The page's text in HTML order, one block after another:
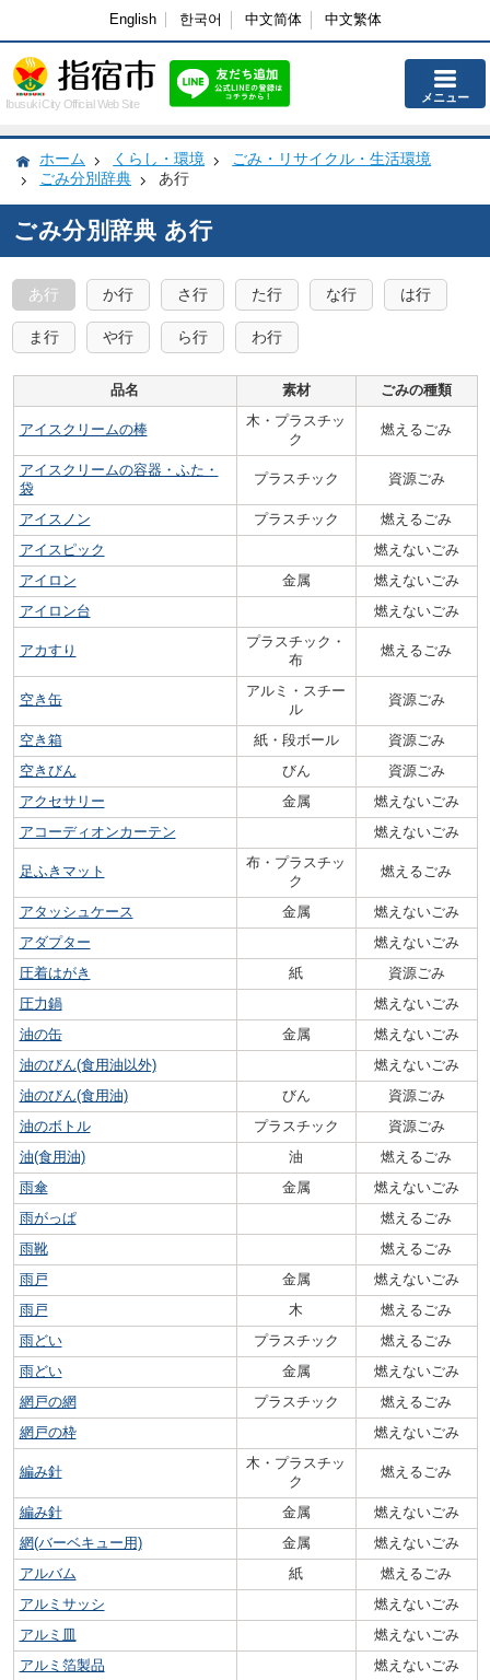
English 한국어 中文简体 中文繁体
Ibusuki City Official Web Site メニュー
ホーム くらし・環境
ごみ・リサイクル・生活環境
ごみ分別辞典
あ行
ごみ分別辞典 あ行
あ行 か行 さ行 た行 な行 は行
ま行 や行 ら行 わ行
品名 素材 ごみの種類
アイスクリームの棒
木・プラスチッ
ク
燃えるごみ
アイスクリームの容器・ふた・
袋
プラスチック 資源ごみ
アイスノン プラスチック
燃えるごみ
アイスピック
燃えないごみ
アイロン
金属
燃えないごみ
アイロン台
燃えないごみ
アカすり
プラスチック・
布
燃えるごみ
空き缶
アルミ・スチー
ル
資源ごみ
空き箱 紙・段ボール
資源ごみ
空きびん
びん
資源ごみ
アクセサリー
金属
燃えないごみ
アコーディオンカーテン
燃えないごみ
足ふきマット
布・プラスチッ
ク
燃えるごみ
アタッシュケース 金属
燃えないごみ
アダプター
燃えないごみ
圧着はがき
紙
資源ごみ
圧力鍋
燃えないごみ
油の缶
金属
燃えないごみ
油のびん(食用油以外)
燃えないごみ
油のびん(食用油)
びん
資源ごみ
油のボトル
プラスチック
資源ごみ
油(食用油)
油
燃えるごみ
雨傘
金属
燃えないごみ
雨がっぱ
燃えるごみ
雨靴
燃えるごみ
雨戸
金属
燃えないごみ
雨戸
木
燃えるごみ
雨どい
プラスチック
燃えるごみ
雨どい
金属
燃えないごみ
網戸の網
プラスチック
燃えるごみ
網戸の枠
燃えないごみ
編み針
木・プラスチッ
ク
燃えるごみ
編み針 金属
燃えないごみ
網(バーベキュー用)
金属
燃えないごみ
アルバム
紙
燃えるごみ
アルミサッシ
燃えないごみ
アルミ皿
燃えないごみ
アルミ箔製品
燃えないごみ